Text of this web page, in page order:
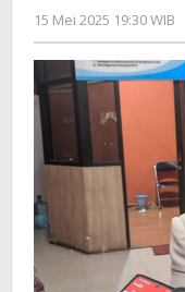
15 Mei 2025 19:30 WIB